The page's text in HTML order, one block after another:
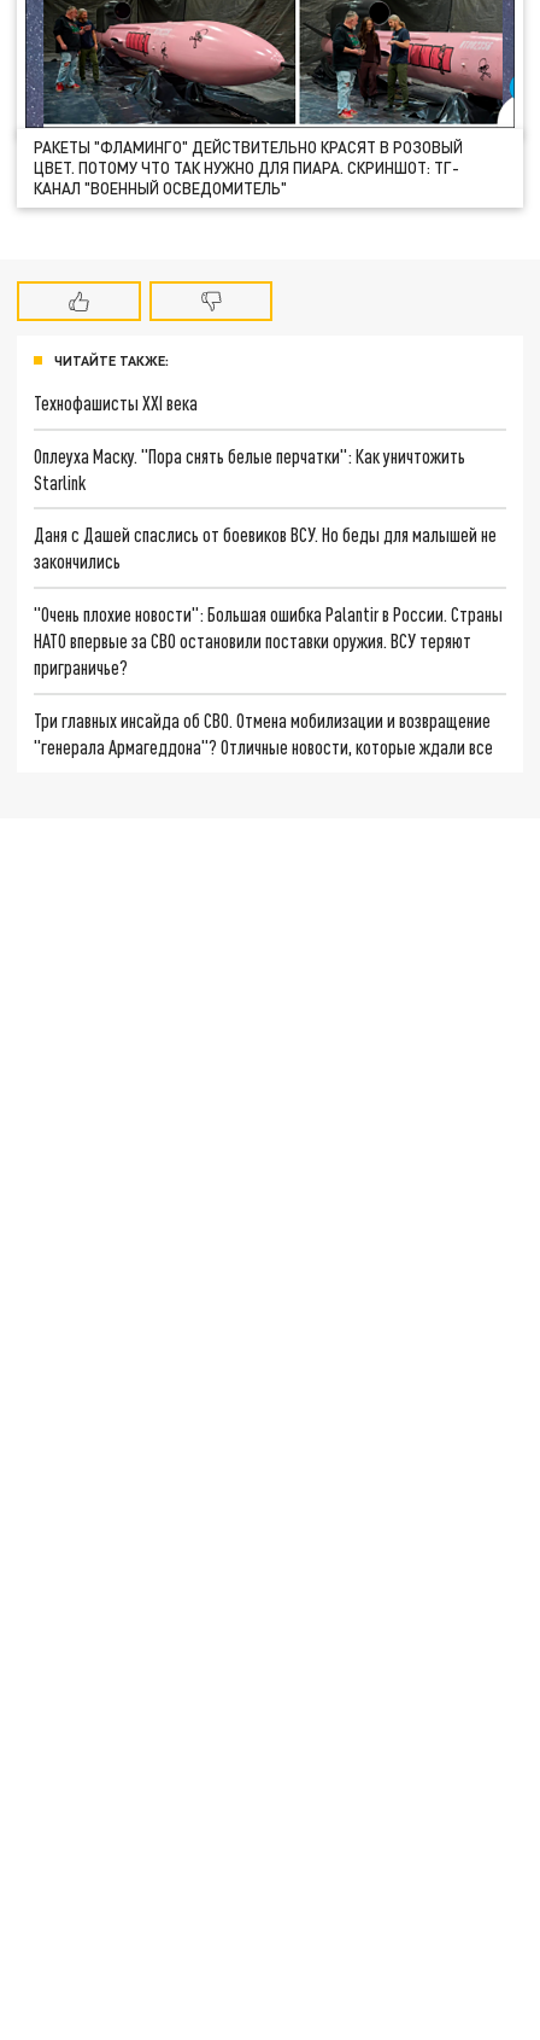
РАКЕТЫ "ФЛАМИНГО" ДЕЙСТВИТЕЛЬНО КРАСЯТ В РОЗОВЫЙ
ЦВЕТ. ПОТОМУ ЧТО ТАК НУЖНО ДЛЯ ПИАРА. СКРИНШОТ: ТГ-
КАНАЛ "ВОЕННЫЙ ОСВЕДОМИТЕЛЬ"
ЧИТАЙТЕ ТАКЖЕ:
Технофашисты XXI века
Оплеуха Маску. "Пора снять белые перчатки": Как уничтожить
Starlink
Даня с Дашей спаслись от боевиков ВСУ. Но беды для малышей не
закончились
"Очень плохие новости": Большая ошибка Palantir в России. Страны
НАТО впервые за СВО остановили поставки оружия. ВСУ теряют
приграничье?
Три главных инсайда об СВО. Отмена мобилизации и возвращение
"генерала Армагеддона"? Отличные новости, которые ждали все